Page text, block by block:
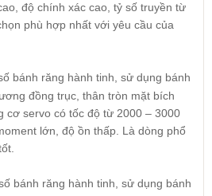
độ chính xác cao, tỷ số truyền từ
phù hợp nhất với yêu cầu của
bánh răng hành tinh, sử dụng bánh
đồng trục, thân tròn mặt bích
cơ servo có tốc độ từ 2000 – 3000
lớn, độ ồn thấp. Là dòng phổ
bánh răng hành tinh, sử dụng bánh